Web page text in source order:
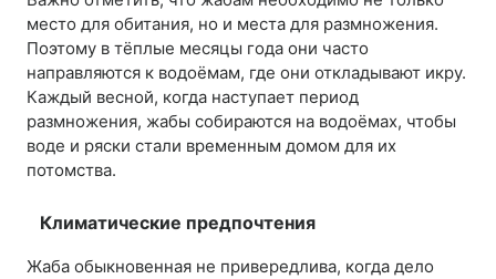
место для обитания, но и места для размножения.
Поэтому в тёплые месяцы года они часто
направляются к водоёмам, где они откладывают икру.
Каждый весной, когда наступает период
размножения, жабы собираются на водоёмах, чтобы
воде и ряски стали временным домом для их
потомства.
Климатические предпочтения
Жаба обыкновенная не привередлива, когда дело